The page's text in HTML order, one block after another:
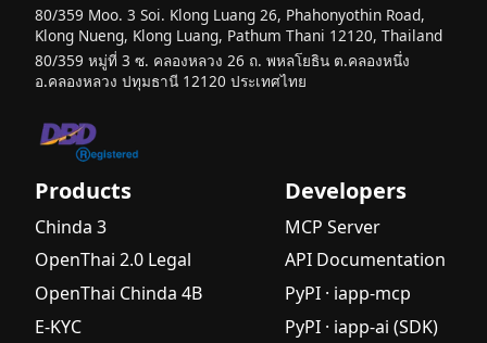
80/359 Moo. 3 Soi. Klong Luang 26, Phahonyothin Road,
Klong Nueng, Klong Luang, Pathum Thani 12120, Thailand
80/359 หมู่ที่ 3 ซ. คลองหลวง 26 ถ. พหลโยธิน ต.คลองหนึ่ง
อ.คลองหลวง ปทุมธานี 12120 ประเทศไทย
Products
Chinda 3
OpenThai 2.0 Legal
OpenThai Chinda 4B
E-KYC
Developers
MCP Server
API Documentation
PyPI · iapp-mcp
PyPI · iapp-ai (SDK)